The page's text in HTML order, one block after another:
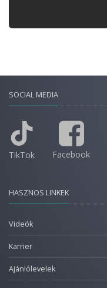
SOCIAL MEDIA
TikTok Facebook
HASZNOS LINKEK
Videók
Karrier
Ajánlólevelek